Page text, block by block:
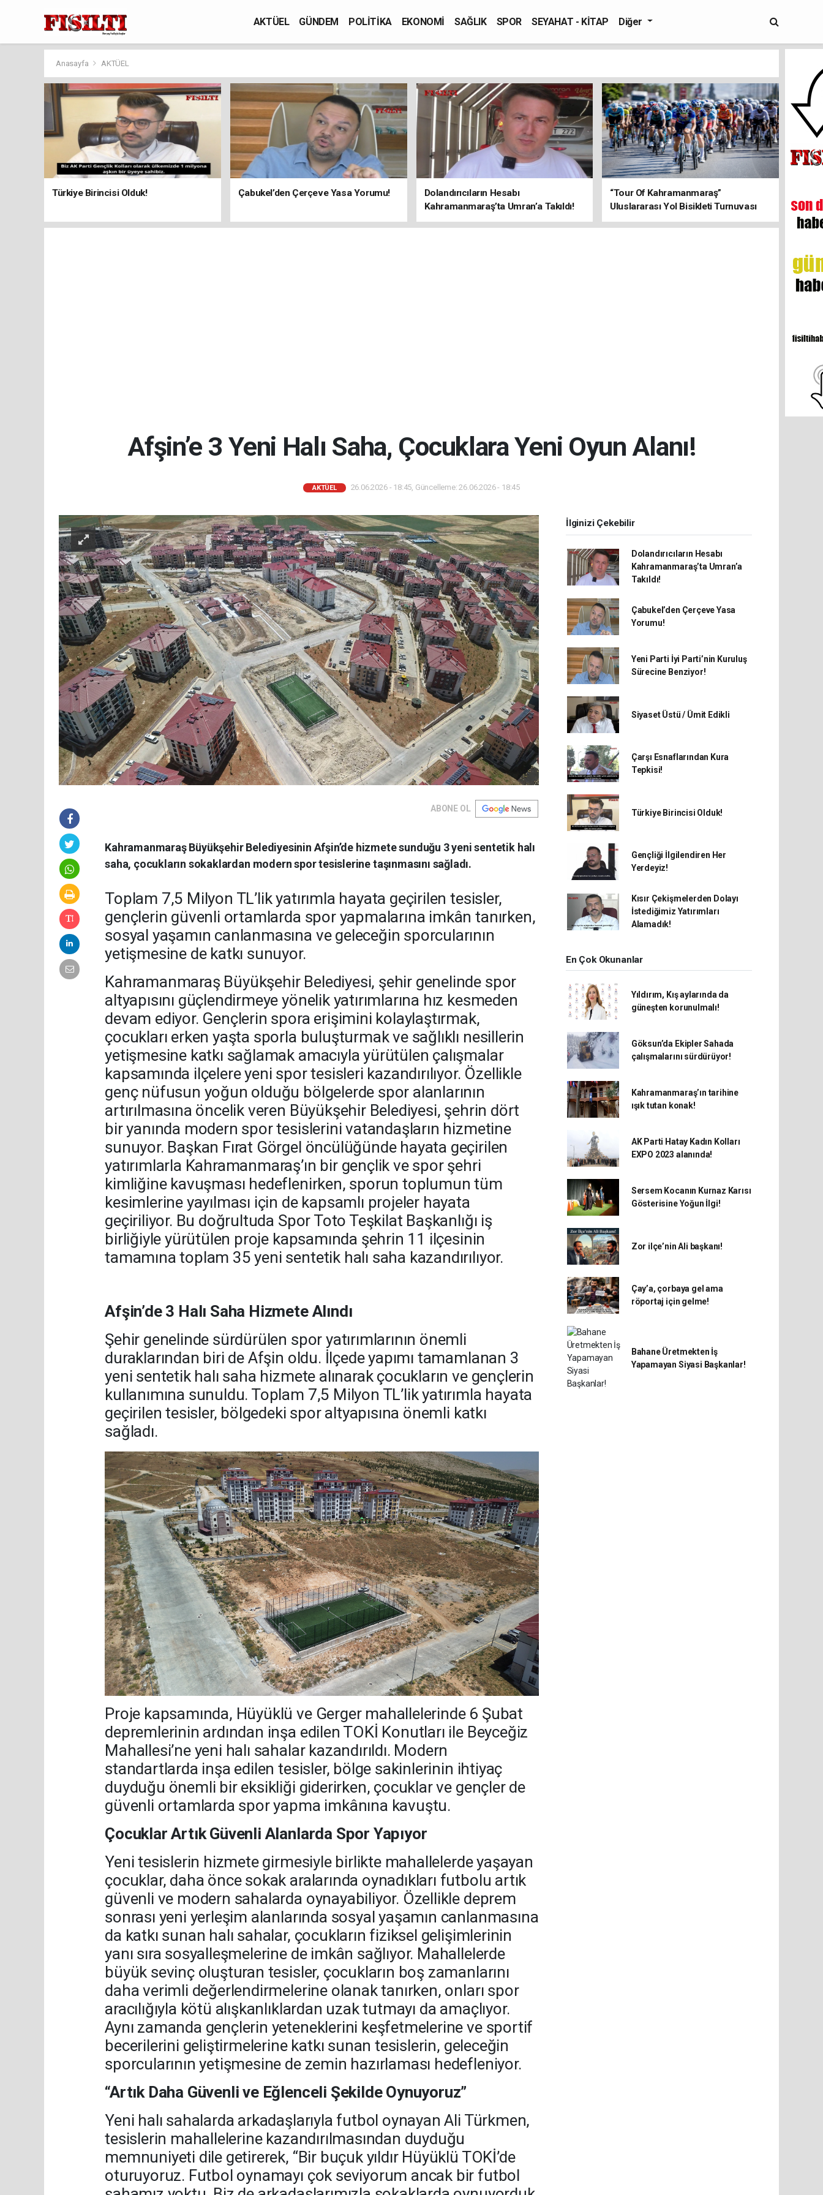
AKTÜEL GÜNDEM POLİTİKA EKONOMİ SAĞLIK SPOR SEYAHAT - KİTAP Diğer
Anasayfa AKTÜEL
Türkiye Birincisi Olduk! Çabukel’den Çerçeve Yasa Yorumu!
Dolandırıcıların Hesabı
Kahramanmaraş’ta Umran’a Takıldı!
“Tour Of Kahramanmaraş”
Uluslararası Yol Bisikleti Turnuvası
Tamamlandı!
Afşin’e 3 Yeni Halı Saha, Çocuklara Yeni Oyun Alanı!
AKTÜEL 26.06.2026 - 18:45, Güncelleme: 26.06.2026 - 18:45
ABONE OL
Kahramanmaraş Büyükşehir Belediyesinin Afşin’de hizmete sunduğu 3 yeni sentetik halı
saha, çocukların sokaklardan modern spor tesislerine taşınmasını sağladı.
Toplam 7,5 Milyon TL’lik yatırımla hayata geçirilen tesisler,
gençlerin güvenli ortamlarda spor yapmalarına imkân tanırken,
sosyal yaşamın canlanmasına ve geleceğin sporcularının
yetişmesine de katkı sunuyor.
Kahramanmaraş Büyükşehir Belediyesi, şehir genelinde spor
altyapısını güçlendirmeye yönelik yatırımlarına hız kesmeden
devam ediyor. Gençlerin spora erişimini kolaylaştırmak,
çocukları erken yaşta sporla buluşturmak ve sağlıklı nesillerin
yetişmesine katkı sağlamak amacıyla yürütülen çalışmalar
kapsamında ilçelere yeni spor tesisleri kazandırılıyor. Özellikle
genç nüfusun yoğun olduğu bölgelerde spor alanlarının
artırılmasına öncelik veren Büyükşehir Belediyesi, şehrin dört
bir yanında modern spor tesislerini vatandaşların hizmetine
sunuyor. Başkan Fırat Görgel öncülüğünde hayata geçirilen
yatırımlarla Kahramanmaraş’ın bir gençlik ve spor şehri
kimliğine kavuşması hedeflenirken, sporun toplumun tüm
kesimlerine yayılması için de kapsamlı projeler hayata
geçiriliyor. Bu doğrultuda Spor Toto Teşkilat Başkanlığı iş
birliğiyle yürütülen proje kapsamında şehrin 11 ilçesinin
tamamına toplam 35 yeni sentetik halı saha kazandırılıyor.
Afşin’de 3 Halı Saha Hizmete Alındı
Şehir genelinde sürdürülen spor yatırımlarının önemli
duraklarından biri de Afşin oldu. İlçede yapımı tamamlanan 3
yeni sentetik halı saha hizmete alınarak çocukların ve gençlerin
kullanımına sunuldu. Toplam 7,5 Milyon TL’lik yatırımla hayata
geçirilen tesisler, bölgedeki spor altyapısına önemli katkı
sağladı.
Proje kapsamında, Hüyüklü ve Gerger mahallelerinde 6 Şubat
depremlerinin ardından inşa edilen TOKİ Konutları ile Beyceğiz
Mahallesi’ne yeni halı sahalar kazandırıldı. Modern
standartlarda inşa edilen tesisler, bölge sakinlerinin ihtiyaç
duyduğu önemli bir eksikliği giderirken, çocuklar ve gençler de
güvenli ortamlarda spor yapma imkânına kavuştu.
Çocuklar Artık Güvenli Alanlarda Spor Yapıyor
Yeni tesislerin hizmete girmesiyle birlikte mahallelerde yaşayan
çocuklar, daha önce sokak aralarında oynadıkları futbolu artık
güvenli ve modern sahalarda oynayabiliyor. Özellikle deprem
sonrası yeni yerleşim alanlarında sosyal yaşamın canlanmasına
da katkı sunan halı sahalar, çocukların fiziksel gelişimlerinin
yanı sıra sosyalleşmelerine de imkân sağlıyor. Mahallelerde
büyük sevinç oluşturan tesisler, çocukların boş zamanlarını
daha verimli değerlendirmelerine olanak tanırken, onları spor
aracılığıyla kötü alışkanlıklardan uzak tutmayı da amaçlıyor.
Aynı zamanda gençlerin yeteneklerini keşfetmelerine ve sportif
becerilerini geliştirmelerine katkı sunan tesislerin, geleceğin
sporcularının yetişmesine de zemin hazırlaması hedefleniyor.
“Artık Daha Güvenli ve Eğlenceli Şekilde Oynuyoruz”
Yeni halı sahalarda arkadaşlarıyla futbol oynayan Ali Türkmen,
tesislerin mahallelerine kazandırılmasından duyduğu
memnuniyeti dile getirerek, “Bir buçuk yıldır Hüyüklü TOKİ’de
oturuyoruz. Futbol oynamayı çok seviyorum ancak bir futbol
İlginizi Çekebilir
Dolandırıcıların Hesabı
Kahramanmaraş’ta Umran’a
Takıldı!
Çabukel’den Çerçeve Yasa
Yorumu!
Yeni Parti İyi Parti’nin Kuruluş
Sürecine Benziyor!
Siyaset Üstü / Ümit Edikli
Çarşı Esnaflarından Kura
Tepkisi!
Türkiye Birincisi Olduk!
Gençliği İlgilendiren Her
Yerdeyiz!
Kısır Çekişmelerden Dolayı
İstediğimiz Yatırımları
Alamadık!
En Çok Okunanlar
Yıldırım, Kış aylarında da
güneşten korunulmalı!
Göksun’da Ekipler Sahada
çalışmalarını sürdürüyor!
Kahramanmaraş’ın tarihine
ışık tutan konak!
AK Parti Hatay Kadın Kolları
EXPO 2023 alanında!
Sersem Kocanın Kurnaz Karısı
Gösterisine Yoğun İlgi!
Zor ilçe’nin Ali başkanı!
Çay’a, çorbaya gel ama
röportaj için gelme!
Bahane Üretmekten İş
Yapamayan Siyasi Başkanlar!